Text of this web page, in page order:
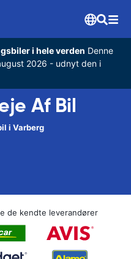
i hele verden Denne
2026 - udnyt den i
Af Bil
i Varberg
de kendte leverandører